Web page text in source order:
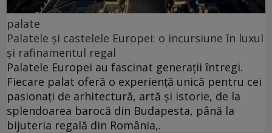
palate
Palatele și castelele Europei: o incursiune în luxul
și rafinamentul regal
Palatele Europei au fascinat generații întregi.
Fiecare palat oferă o experiență unică pentru cei
pasionați de arhitectură, artă și istorie, de la
splendoarea barocă din Budapesta, până la
bijuteria regală din România,.